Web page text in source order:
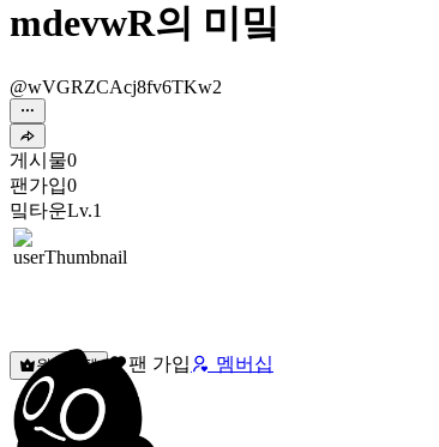
mdevwR의 미밐
@wVGRZCAcj8fv6TKw2
게시물0
팬가입0
밐타운Lv.1
원픽선택 팬 가입 멤버십
밐타운
피드